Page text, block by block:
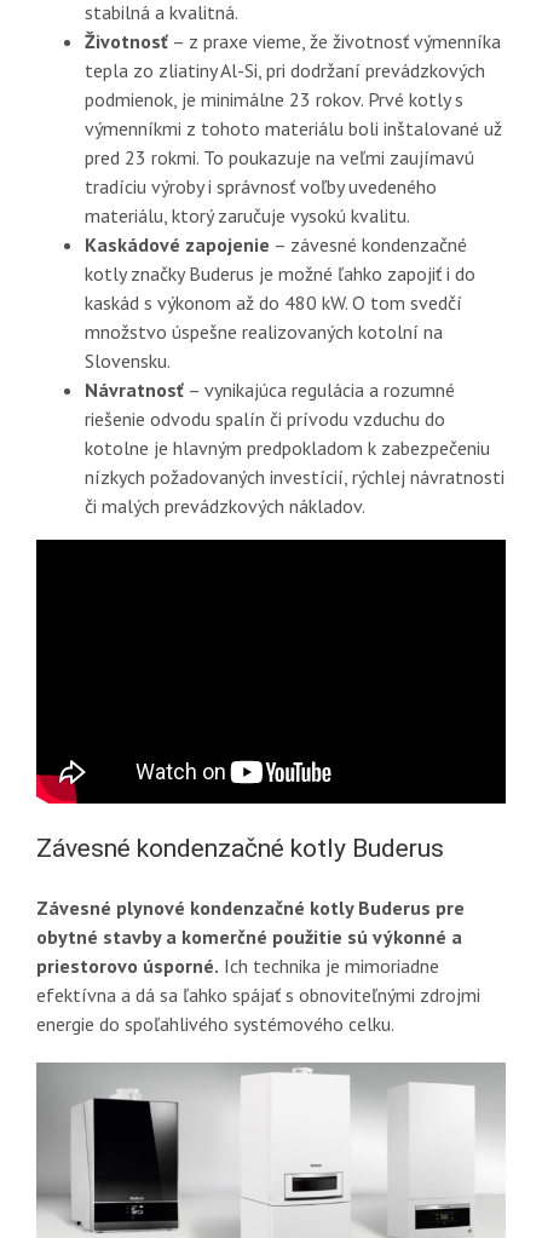
stabilná a kvalitná.
Životnosť– z praxe vieme, že životnosť výmenníka
tepla zo zliatiny Al-Si, pri dodržaní prevádzkových
podmienok, je minimálne 23 rokov. Prvé kotly s
výmenníkmi z tohoto materiálu boli inštalované už
pred 23 rokmi. To poukazuje na veľmi zaujímavú
tradíciu výroby i správnosť voľby uvedeného
materiálu, ktorý zaručuje vysokú kvalitu.
Kaskádové zapojenie – závesné kondenzačné
kotly značky Buderus je možné ľahko zapojiť i do
kaskád s výkonom až do 480 kW. O tom svedčí
množstvo úspešne realizovaných kotolní na
Slovensku.
Návratnosť– vynikajúca regulácia a rozumné
riešenie odvodu spalín či prívodu vzduchu do
kotolne je hlavným predpokladom k zabezpečeniu
nízkych požadovaných investícií, rýchlej návratnosti
či malých prevádzkových nákladov.
Závesné kondenzačné kotly Buderus
Závesné plynové kondenzačné kotly Buderus pre
obytné stavby a komerčné použitie sú výkonné a
priestorovo úsporné. Ich technika je mimoriadne
efektívna a dá sa ľahko spájať s obnoviteľnými zdrojmi
energie do spoľahlivého systémového celku.